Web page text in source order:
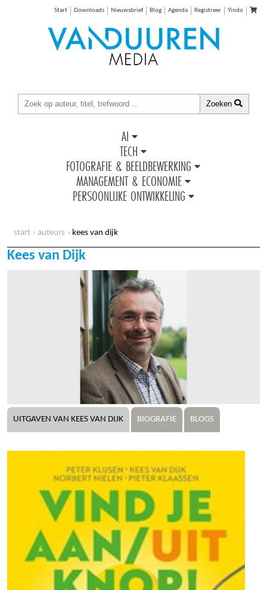
Start Downloads Nieuwsbrief Blog Agenda Registreer Yindo
Zoeken
AI
TECH
FOTOGRAFIE & BEELDBEWERKING
MANAGEMENT & ECONOMIE
PERSOONLIJKE ONTWIKKELING
start auteurs kees van dijk
Kees van Dijk
UITGAVEN VAN KEES VAN DIJK BIOGRAFIE BLOGS